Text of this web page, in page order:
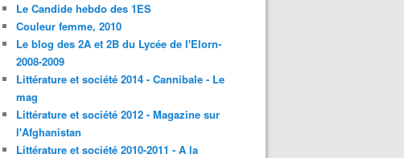
Le Candide hebdo des 1ES
Couleur femme, 2010
Le blog des 2A et 2B du Lycée de l'Elorn-
2008-2009
Littérature et société 2014 - Cannibale - Le
mag
Littérature et société 2012 - Magazine sur
l'Afghanistan
Littérature et société 2010-2011 - A la